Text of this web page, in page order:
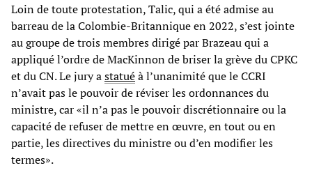
Loin de toute protestation, Talic, qui a été admise au
barreau de la Colombie-Britannique en 2022, s’est jointe
au groupe de trois membres dirigé par Brazeau qui a
appliqué l’ordre de MacKinnon de briser la grève du CPKC
et du CN. Le jury astatuéà l’unanimité que le CCRI
n’avait pas le pouvoir de réviser les ordonnances du
ministre, car «il n’a pas le pouvoir discrétionnaire ou la
capacité de refuser de mettre en œuvre, en tout ou en
partie, les directives du ministre ou d’en modifier les
termes».